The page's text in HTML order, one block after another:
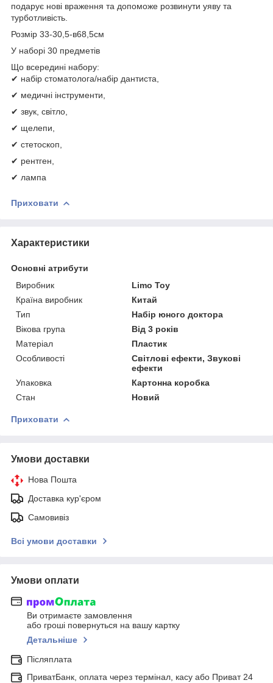
подарує нові враження та допоможе розвинути уяву та
турботливість.
Розмір 33-30,5-в68,5см
У наборі 30 предметів
Що всередині набору:
✔ набір стоматолога/набір дантиста,
✔ медичні інструменти,
✔ звук, світло,
✔ щелепи,
✔ стетоскоп,
✔ рентген,
✔ лампа
Приховати
Характеристики
Основні атрибути
Виробник
Limo Toy
Країна виробник
Китай
Тип
Набір юного доктора
Вікова група
Від 3 років
Матеріал
Пластик
Особливості
Світлові ефекти, Звукові
ефекти
Упаковка
Картонна коробка
Стан
Новий
Приховати
Умови доставки
Нова Пошта
Доставка кур'єром
Самовивіз
Всі умови доставки
Умови оплати
Ви отримаєте замовлення
або гроші повернуться на вашу картку
Детальніше
Післяплата
ПриватБанк, оплата через термінал, касу або Приват 24